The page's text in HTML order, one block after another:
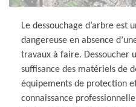
Le dessouchage d’arbre est
dangereuse en absence
travaux à faire. Dessoucher
suffisance des matériels de
équipements de protection
connaissance